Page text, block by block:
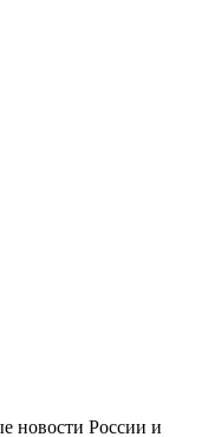
новости России и